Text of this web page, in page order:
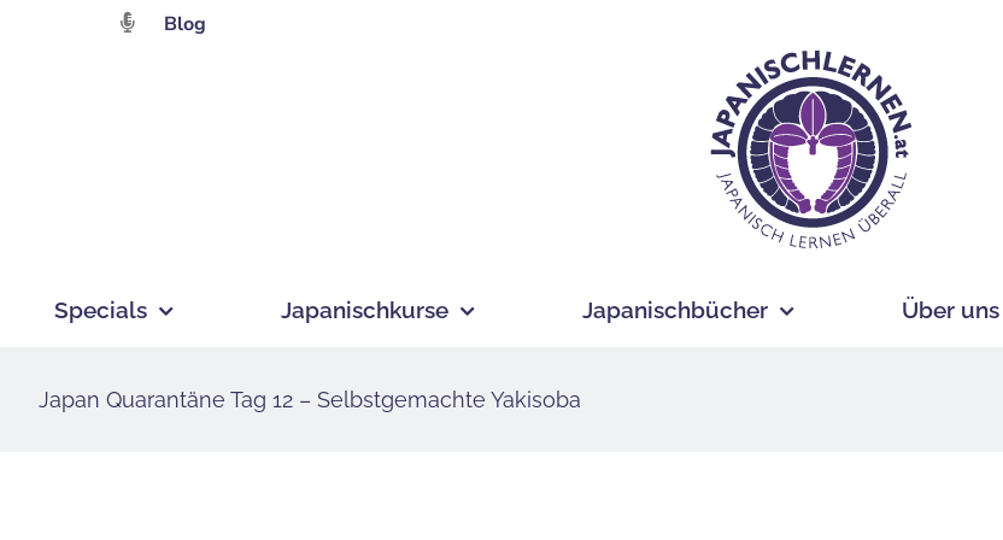
Blog
Specials Japanischkurse Japanischbücher Über uns
Japan Quarantäne Tag 12 – Selbstgemachte Yakisoba